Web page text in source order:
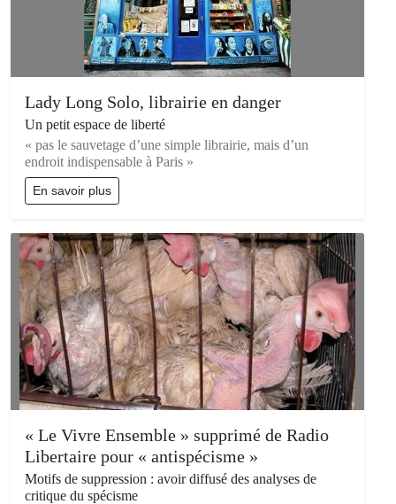
Lady Long Solo, librairie en danger
Un petit espace de liberté
« pas le sauvetage d’une simple librairie, mais d’un
endroit indispensable à Paris »
En savoir plus
« Le Vivre Ensemble » supprimé de Radio
Libertaire pour « antispécisme »
Motifs de suppression : avoir diffusé des analyses de
critique du spécisme